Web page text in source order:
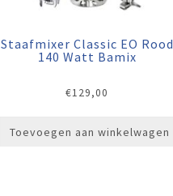
Staafmixer Classic EO Rood
140 Watt Bamix
€129,00
Toevoegen aan winkelwagen